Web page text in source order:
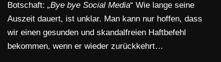
Botschaft: „Bye bye Social Media“ Wie lange seine
Auszeit dauert, ist unklar. Man kann nur hoffen, dass
wir einen gesunden und skandalfreien Haftbefehl
bekommen, wenn er wieder zurückkehrt…